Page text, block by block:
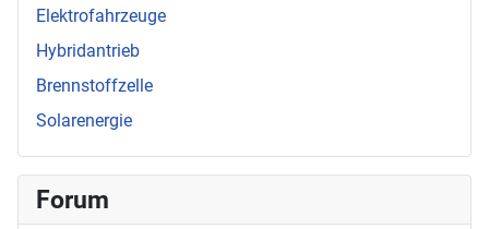
Elektrofahrzeuge
Hybridantrieb
Brennstoffzelle
Solarenergie
Forum